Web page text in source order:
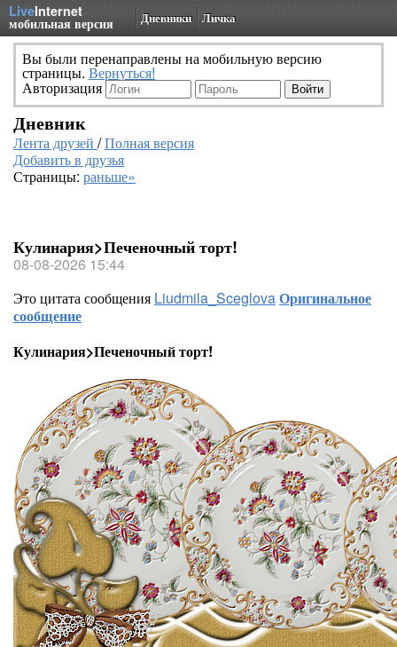
LiveInternet
мобильная версия Дневники Личка
Вы были перенаправлены на мобильную версию
страницы. Вернуться!
Авторизация
Дневник
Лента друзей /Полная версия
Добавить в друзья
Страницы: раньше»
Кулинария>Печеночный торт!
08-08-2026 15:44
Это цитата сообщения Liudmila_SceglovaОригинальное
сообщение
Кулинария>Печеночный торт!